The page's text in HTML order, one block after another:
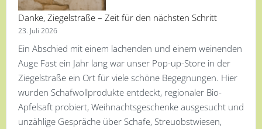
Danke, Ziegelstraße – Zeit für den nächsten Schritt
23. Juli 2026
Ein Abschied mit einem lachenden und einem weinenden
Auge Fast ein Jahr lang war unser Pop-up-Store in der
Ziegelstraße ein Ort für viele schöne Begegnungen. Hier
wurden Schafwollprodukte entdeckt, regionaler Bio-
Apfelsaft probiert, Weihnachtsgeschenke ausgesucht und
unzählige Gespräche über Schafe, Streuobstwiesen,